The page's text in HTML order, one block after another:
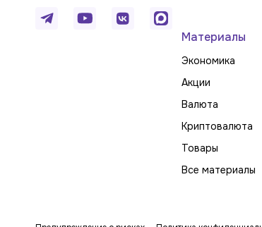
Материалы
Экономика
Акции
Валюта
Криптовалюта
Товары
Все материалы